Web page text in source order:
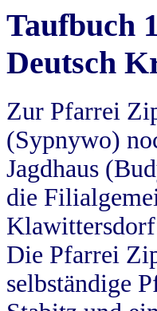
Taufbuch
Deutsch
Zur Pfarrei
(Sypnywo)
Jagdhaus
die
Die Pfarrei
selbständige